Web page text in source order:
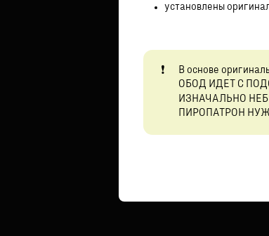
установлены
В основе
ОБОД ИДЕТ С
ИЗНАЧАЛЬНО
ПИРОПАТРОН